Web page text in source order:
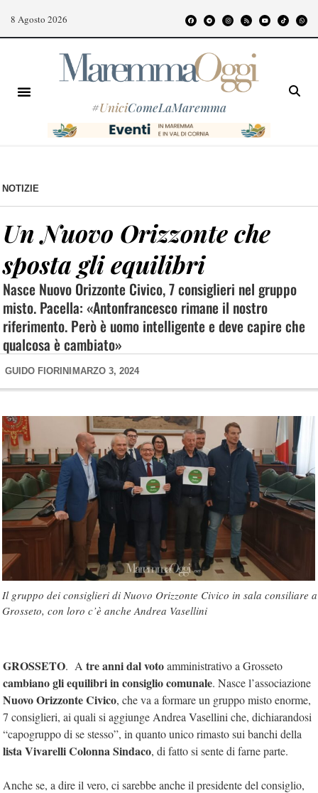
8 Agosto 2026
#UniciComeLaMaremma
NOTIZIE
Un Nuovo Orizzonte che
sposta gli equilibri
Nasce Nuovo Orizzonte Civico, 7 consiglieri nel gruppo
misto. Pacella: «Antonfrancesco rimane il nostro
riferimento. Però è uomo intelligente e deve capire che
qualcosa è cambiato»
GUIDO FIORINI MARZO 3, 2024
Il gruppo dei consiglieri di Nuovo Orizzonte Civico in sala consiliare a
Grosseto, con loro c’è anche Andrea Vasellini
GROSSETO. A tre anni dal votoamministrativo a Grosseto
cambiano gli equilibri in consiglio comunale. Nasce l’associazione
Nuovo Orizzonte Civico, che va a formare un gruppo misto enorme,
7 consiglieri, ai quali si aggiunge Andrea Vasellini che, dichiarandosi
“capogruppo di se stesso”, in quanto unico rimasto sui banchi della
lista Vivarelli Colonna Sindaco, di fatto si sente di farne parte.
Anche se, a dire il vero, ci sarebbe anche il presidente del consiglio,